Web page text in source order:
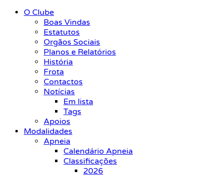
O Clube
Boas Vindas
Estatutos
Orgãos Sociais
Planos e Relatórios
História
Frota
Contactos
Notícias
Em lista
Tags
Apoios
Modalidades
Apneia
Calendário Apneia
Classificações
2026